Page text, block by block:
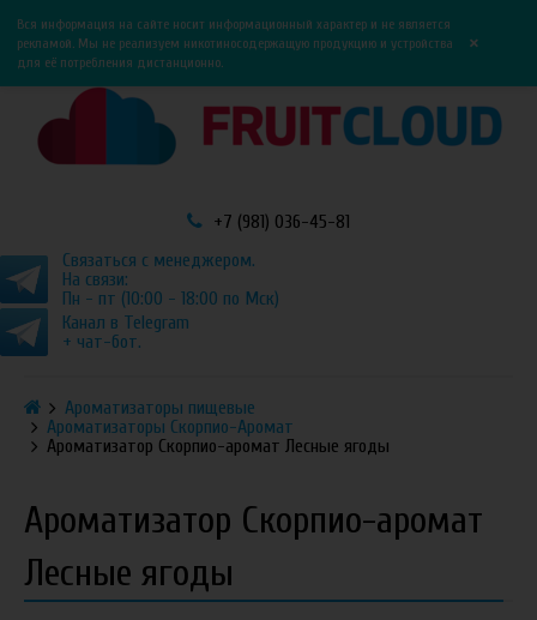
0
Вся информация на сайте носит информационный характер и не является
рекламой. Мы не реализуем никотиносодержащую продукцию и устройства
для её потребления дистанционно.
×
+7 (981) 036-45-81
Связаться с менеджером.
На связи:
Пн - пт (10:00 - 18:00 по Мск)
Канал в Telegram
+ чат-бот.
Ароматизаторы пищевые
Ароматизаторы Скорпио-Аромат
Ароматизатор Скорпио-аромат Лесные ягоды
Ароматизатор Скорпио-аромат
Лесные ягоды